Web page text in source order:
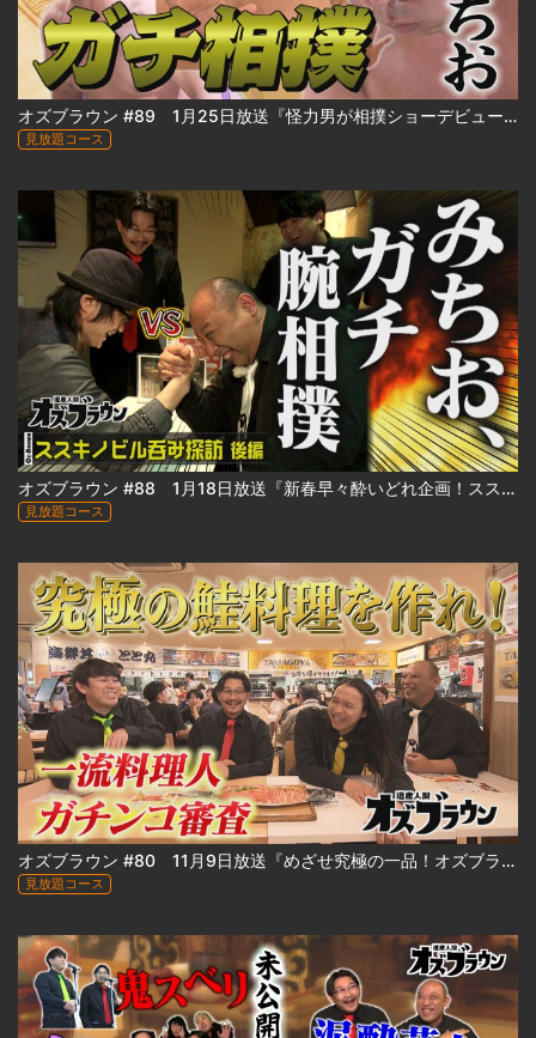
オズブラウン #89 1月25日放送『怪力男が相撲ショーデビュー⁉ みちおの怪力、お貸しします』
見放題コース
オズブラウン #88 1月18日放送『新春早々酔いどれ企画！ススキノビル呑み探訪 ～わたなべビル編～（後編）』
見放題コース
オズブラウン #80 11月9日放送『めざせ究極の一品！オズブラアルティ飯（前編）』
見放題コース